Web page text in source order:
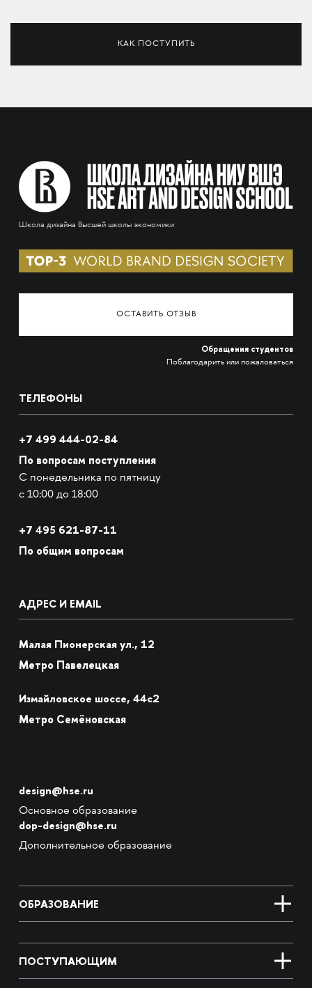
КАК ПОСТУПИТЬ
Школа дизайна Высшей школы экономики
ОСТАВИТЬ ОТЗЫВ
Обращения студентов
Поблагодарить или пожаловаться
ТЕЛЕФОНЫ
+7 499 444-02-84
По вопросам поступления
С понедельника по пятницу
с 10:00 до 18:00
+7 495 621-87-11
По общим вопросам
АДРЕС И EMAIL
Малая Пионерская ул., 12
Метро Павелецкая
Измайловское шоссе, 44с2
Метро Семёновская
design@hse.ru
Основное образование
dop-design@hse.ru
Дополнительное образование
ОБРАЗОВАНИЕ
ПОСТУПАЮЩИМ